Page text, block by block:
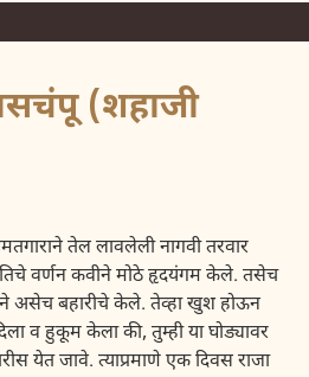
(शहाजी
तेल लावलेली नागवी तरवार
वर्णन कवीने मोठे हृदयंगम केले. तसेच
असेच बहारीचे केले. तेव्हा खुश होऊन
व हुकूम केला की, तुम्ही या घोड्यावर
येत जावे. त्याप्रमाणे एक दिवस राजा